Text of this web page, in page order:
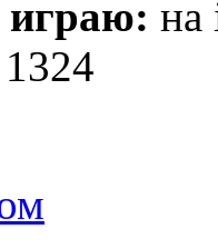
играю: на
1324